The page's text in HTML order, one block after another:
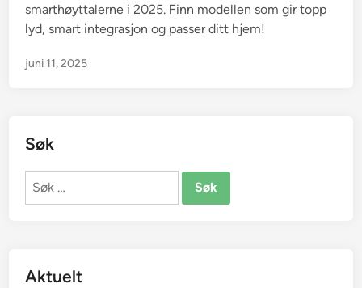
n
smarthøyttalerne i 2025. Finn modellen som gir topp
lyd, smart integrasjon og passer ditt hjem!
juni 11, 2025
Søk
Søk
Aktuelt